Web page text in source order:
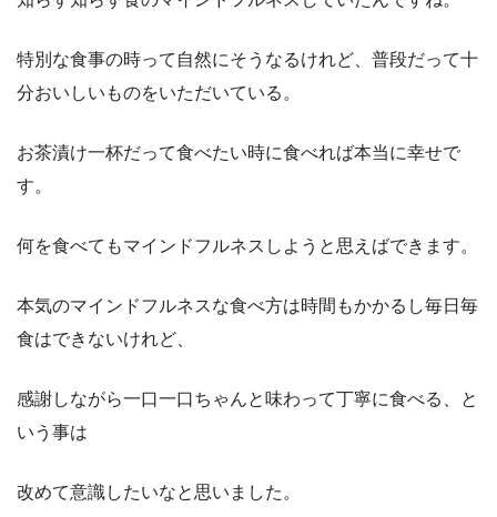
特別な食事の時って自然にそうなるけれど、普段だって十
分おいしいものをいただいている。
お茶漬け一杯だって食べたい時に食べれば本当に幸せで
す。
何を食べてもマインドフルネスしようと思えばできます。
本気のマインドフルネスな食べ方は時間もかかるし毎日毎
食はできないけれど、
感謝しながら一口一口ちゃんと味わって丁寧に食べる、と
いう事は
改めて意識したいなと思いました。